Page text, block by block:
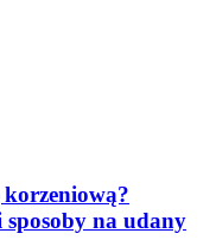
sposoby na udany